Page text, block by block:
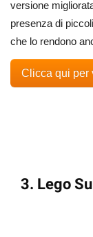
versione
presenza di
che lo rendono
Clicca qui per
3. Lego